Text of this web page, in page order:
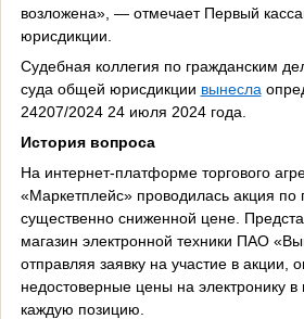
возложена», — отмечает Первый
юрисдикции.
Судебная коллегия по гражданским
суда общей юрисдикции вынесла
24207/2024 24 июля 2024 года.
История вопроса
На интернет-платформе торгового
«Маркетплейс» проводилась акция по
существенно сниженной цене.
магазин электронной техники ПАО
отправляя заявку на участие в акции,
недостоверные цены на электронику в
каждую позицию.